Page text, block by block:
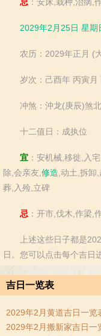
2029年2月25日 星期
农历：2029年正月 (
岁次：己酉年 丙寅月
冲煞：沖龙(庚辰)煞北
十二值日：成执位
宜 ：安机械,移徙,入
除,会亲友, 修造 ,动土,拆卸
葬,入殓,立碑
忌 ：开市,伐木,作梁,
上述这些日子都是
日。您可以点击每个吉日
吉日一览表
2029年2月黄道吉日一览
2029年2月搬新家吉日一